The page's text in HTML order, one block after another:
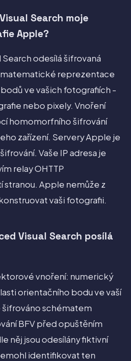
Search moje
Apple?
Search odesílá šifrovaná
reprezentace
ve vašich fotografiích -
nebo pixely. Vnoření
homomorfního šifrování
zařízení. Servery Apple je
Vaše IP adresa je
relay OHTTP
Apple nemůže z
vaši fotografii.
Visual Search posílá
vnoření: numerický
orientačního bodu ve vaší
šifrováno schématem
BFV před opuštěním
něj jsou odesílány fiktivní
identifikovat ten